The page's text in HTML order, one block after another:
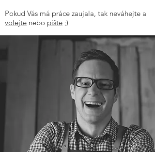
Pokud Vás má práce zaujala, tak neváhejte a
volejte nebo pište ;)